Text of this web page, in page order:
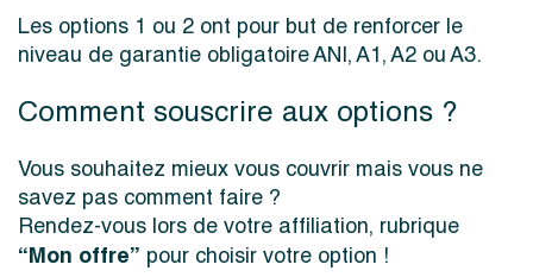
Les options 1 ou 2 ont pour but de renforcer le
niveau de garantie obligatoire ANI, A1, A2 ou A3.
Comment souscrire aux options ?
Vous souhaitez mieux vous couvrir mais vous ne
savez pas comment faire ?
Rendez-vous lors de votre affiliation, rubrique
“Mon offre” pour choisir votre option !